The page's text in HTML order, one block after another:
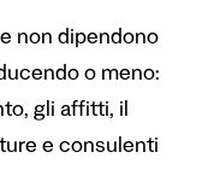
non dipendono
o meno:
gli affitti, il
e consulenti